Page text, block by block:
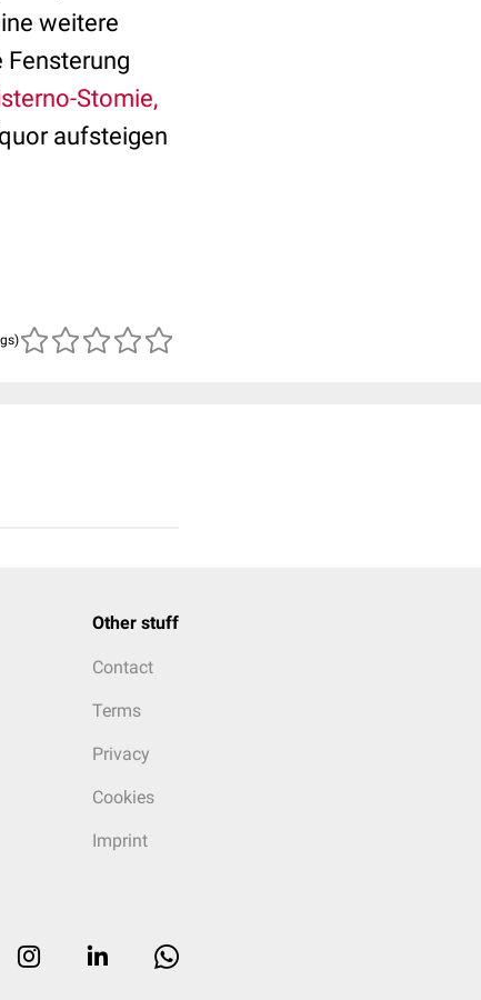
weitere
Fensterung
Stomie,
aufsteigen
Other stuff
Contact
Terms
Privacy
Cookies
Imprint